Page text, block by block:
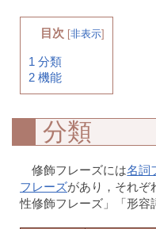
目次 [非表示]
1 分類
2 機能
分類
修飾フレーズには名詞
フレーズがあり，それぞ
性修飾フレーズ」「形容